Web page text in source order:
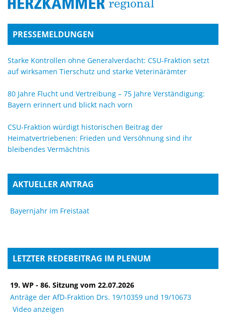
PRESSEMELDUNGEN
Starke Kontrollen ohne Generalverdacht: CSU-Fraktion setzt
auf wirksamen Tierschutz und starke Veterinärämter
80 Jahre Flucht und Vertreibung – 75 Jahre Verständigung:
Bayern erinnert und blickt nach vorn
CSU-Fraktion würdigt historischen Beitrag der
Heimatvertriebenen: Frieden und Versöhnung sind ihr
bleibendes Vermächtnis
AKTUELLER ANTRAG
Bayernjahr im Freistaat
LETZTER REDEBEITRAG IM PLENUM
19. WP - 86. Sitzung vom 22.07.2026
Anträge der AfD-Fraktion Drs. 19/10359 und 19/10673
Video anzeigen